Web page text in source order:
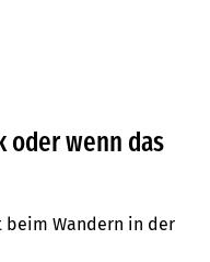
oder wenn das
beim Wandern in der